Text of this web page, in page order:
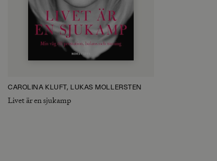
CAROLINA KLÜFT, LUKAS MÖLLERSTEN
Livet är en sjukamp